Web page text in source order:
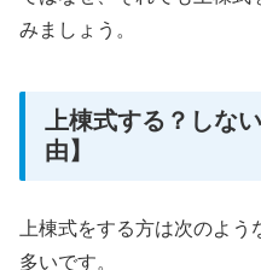
みましょう。
上棟式する？しな
由】
上棟式をする方は次のよ
多いです。